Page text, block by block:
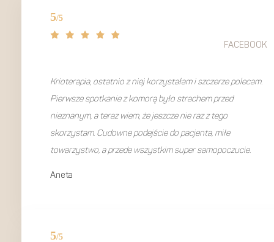
FACEBOOK
Krioterapia, ostatnio z niej korzystałam i szczerze polecam.
Pierwsze spotkanie z komorą było strachem przed
nieznanym, a teraz wiem, że jeszcze nie raz z tego
skorzystam. Cudowne podejście do pacjenta, miłe
towarzystwo, a przede wszystkim super samopoczucie.
Aneta